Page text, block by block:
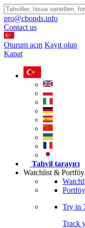
pro@cbonds.info
Contact us
Oturum açın Kayıt olun
Kapat
Tahvil tarayıcı
Watchlist & Portföy
Portföy
Try in
Track